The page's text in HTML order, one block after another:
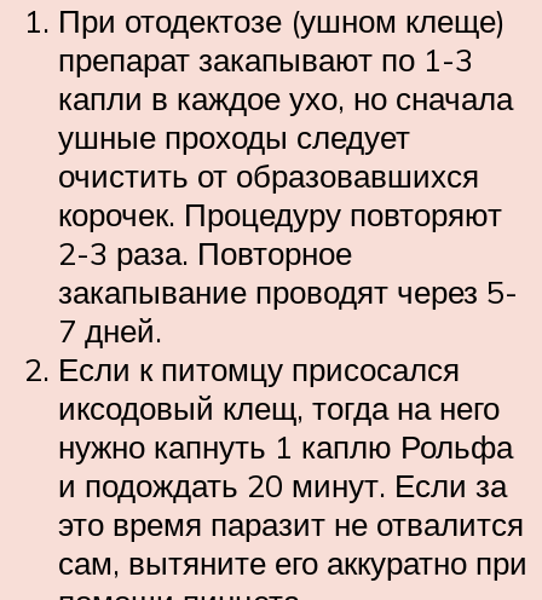
При отодектозе (ушном клеще)
препарат закапывают по 1-3
капли в каждое ухо, но сначала
ушные проходы следует
очистить от образовавшихся
корочек. Процедуру повторяют
2-3 раза. Повторное
закапывание проводят через 5-
7 дней.
Если к питомцу присосался
иксодовый клещ, тогда на него
нужно капнуть 1 каплю Рольфа
и подождать 20 минут. Если за
это время паразит не отвалится
сам, вытяните его аккуратно при